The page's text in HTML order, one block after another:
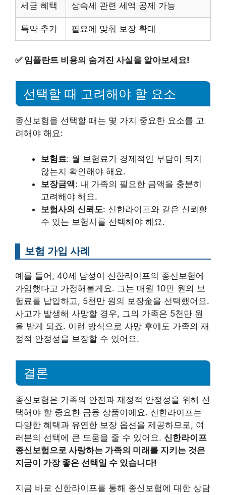
세금 혜택 상속세 관련 세액 공제 가능
특약 추가 필요에 맞춰 보장 확대
✅ 임플란트 비용의 숨겨진 사실을 알아보세요!
선택할 때 고려해야 할 요소
종신보험을 선택할 때는 몇 가지 중요한 요소를 고
려해야 해요:
보험료: 월 보험료가 경제적인 부담이 되지
않는지 확인해야 해요.
보장금액: 내 가족의 필요한 금액을 충분히
고려해야 해요.
보험사의 신뢰도: 신한라이프와 같은 신뢰할
수 있는 보험사를 선택해야 해요.
보험 가입 사례
예를 들어, 40세 남성이 신한라이프의 종신보험에
가입했다고 가정해볼게요. 그는 매월 10만 원의 보
험료를 납입하고, 5천만 원의 보장金을 선택했어요.
사고가 발생해 사망할 경우, 그의 가족은 5천만 원
을 받게 되죠. 이런 방식으로 사망 후에도 가족의 재
정적 안정성을 보장할 수 있어요.
결론
종신보험은 가족의 안전과 재정적 안정성을 위해 선
택해야 할 중요한 금융 상품이에요. 신한라이프는
다양한 혜택과 유연한 보장 옵션을 제공하므로, 여
러분의 선택에 큰 도움을 줄 수 있어요. 신한라이프
종신보험으로 사랑하는 가족의 미래를 지키는 것은
지금이 가장 좋은 선택일 수 있습니다!
지금 바로 신한라이프를 통해 종신보험에 대한 상담